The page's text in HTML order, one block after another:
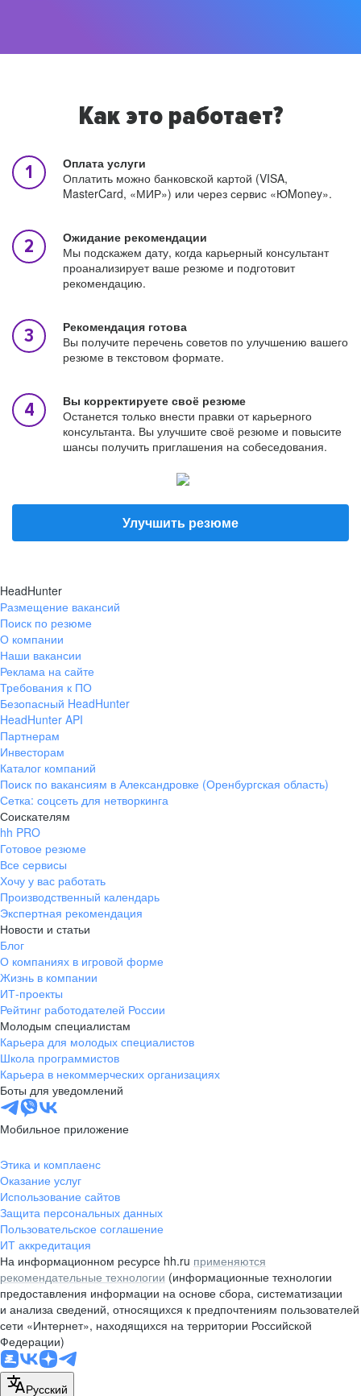
Как это работает?
Оплата услуги
Оплатить можно банковской картой (VISA,
MasterCard, «МИР») или через сервис «ЮMoney».
Ожидание рекомендации
Мы подскажем дату, когда карьерный консультант
проанализирует ваше резюме и подготовит
рекомендацию.
Рекомендация готова
Вы получите перечень советов по улучшению вашего
резюме в текстовом формате.
Вы корректируете своё резюме
Останется только внести правки от карьерного
консультанта. Вы улучшите своё резюме и повысите
шансы получить приглашения на собеседования.
Улучшить резюме
HeadHunter
Размещение вакансий
Поиск по резюме
О компании
Наши вакансии
Реклама на сайте
Требования к ПО
Безопасный HeadHunter
HeadHunter API
Партнерам
Инвесторам
Каталог компаний
Поиск по вакансиям в Александровке (Оренбургская область)
Сетка: соцсеть для нетворкинга
Соискателям
hh PRO
Готовое резюме
Все сервисы
Хочу у вас работать
Производственный календарь
Экспертная рекомендация
Новости и статьи
Блог
О компаниях в игровой форме
Жизнь в компании
ИТ-проекты
Рейтинг работодателей России
Молодым специалистам
Карьера для молодых специалистов
Школа программистов
Карьера в некоммерческих организациях
Боты для уведомлений
Мобильное приложение
Этика и комплаенс
Оказание услуг
Использование сайтов
Защита персональных данных
Пользовательское соглашение
ИТ аккредитация
На информационном ресурсе hh.ru применяются
рекомендательные технологии (информационные технологии
предоставления информации на основе сбора, систематизации
и анализа сведений, относящихся к предпочтениям пользователей
сети «Интернет», находящихся на территории Российской
Федерации)
Русский